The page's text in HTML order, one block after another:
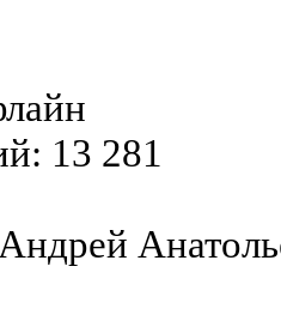
13 281